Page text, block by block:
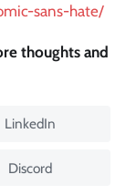
sans-hate/
thoughts and
LinkedIn
Discord